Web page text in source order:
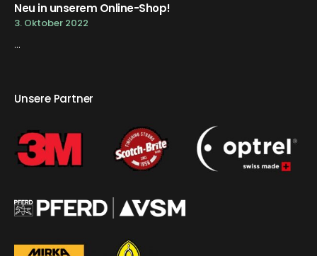
Neu in unserem Online-Shop!
3. Oktober 2022
...
Unsere Partner